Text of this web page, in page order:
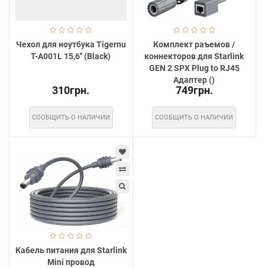
Чехол для ноутбука Tigernu
T-A001L 15,6'' (Black)
310грн.
СООБЩИТЬ О НАЛИЧИИ
Комплект раъемов /
коннекторов для Starlink
GEN 2 SPX Plug to RJ45
Адаптер ()
749грн.
СООБЩИТЬ О НАЛИЧИИ
Кабель питания для Starlink
Mini провод